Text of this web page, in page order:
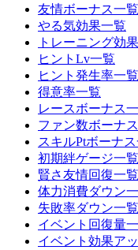
友情ボーナス一覧
やる気効果一覧
トレーニング効
ヒントLv一覧
ヒント発生率一覧
得意率一覧
レースボーナス
ファン数ボーナ
スキルPtボーナ
初期絆ゲージ一覧
賢さ友情回復一覧
体力消費ダウン
失敗率ダウン一覧
イベント回復量
イベント効果ア